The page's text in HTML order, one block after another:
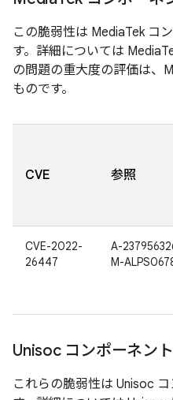
この脆弱性は MediaTek コ
す。詳細については
の問題の重大度の評価は、
ものです。
CVE 参照
CVE-2022-
26447
A-
M-
Unisoc コンポーネント
これらの脆弱性は Unisoc